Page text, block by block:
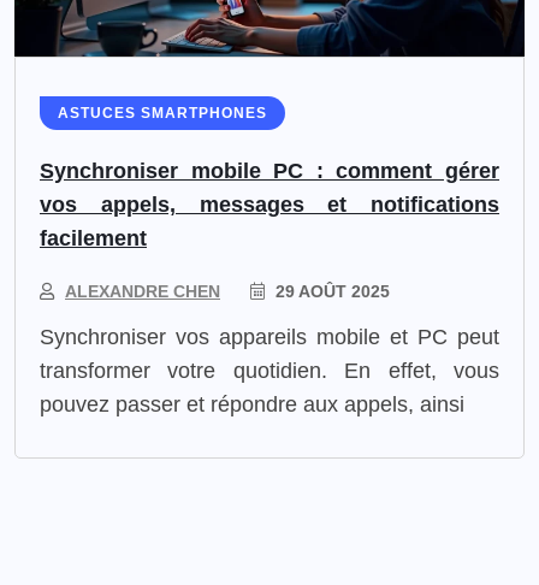
ASTUCES SMARTPHONES
Synchroniser mobile PC : comment gérer
vos appels, messages et notifications
facilement
ALEXANDRE CHEN 29 AOÛT 2025
Synchroniser vos appareils mobile et PC peut
transformer votre quotidien. En effet, vous
pouvez passer et répondre aux appels, ainsi